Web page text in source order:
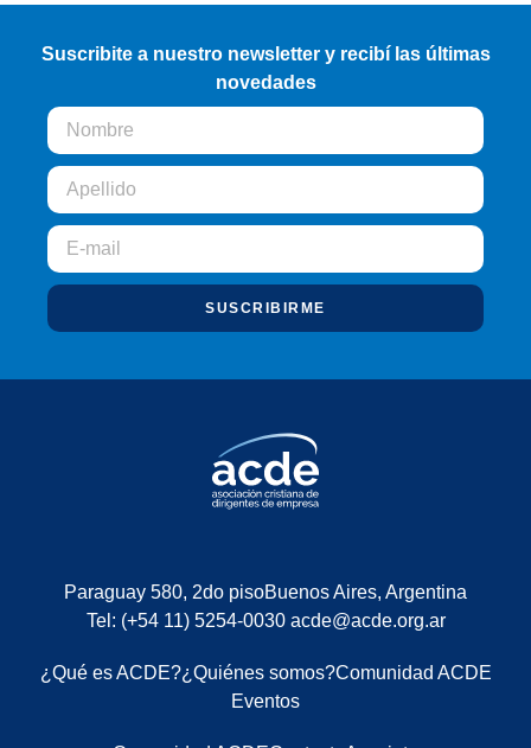
Suscribite a nuestro newsletter y recibí las últimas
novedades
SUSCRIBIRME
Paraguay 580, 2do pisoBuenos Aires, Argentina
Tel: (+54 11) 5254-0030 acde@acde.org.ar
¿Qué es ACDE?¿Quiénes somos?Comunidad ACDE
Eventos